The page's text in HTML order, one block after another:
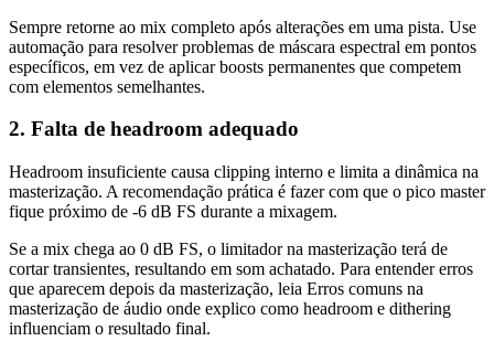
Sempre retorne ao mix completo após alterações em uma pista. Use
automação para resolver problemas de máscara espectral em pontos
específicos, em vez de aplicar boosts permanentes que competem
com elementos semelhantes.
2. Falta de headroom adequado
Headroom insuficiente causa clipping interno e limita a dinâmica na
masterização. A recomendação prática é fazer com que o pico master
fique próximo de -6 dB FS durante a mixagem.
Se a mix chega ao 0 dB FS, o limitador na masterização terá de
cortar transientes, resultando em som achatado. Para entender erros
que aparecem depois da masterização, leia Erros comuns na
masterização de áudio onde explico como headroom e dithering
influenciam o resultado final.